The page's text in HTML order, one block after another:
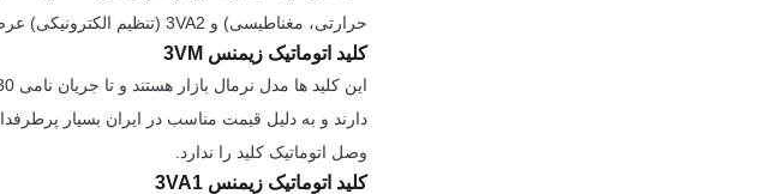
حرارتی، مغناطیسی) و 3VA2 (تنظیم الکترونیکی) عرضه می شود.
کلید اتوماتیک زیمنس 3VM
وصل اتوماتیک کلید را ندارد.
کلید اتوماتیک زیمنس 3VA1